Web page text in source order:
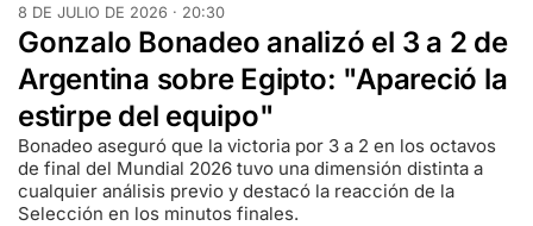
8 DE JULIO DE 2026 · 20:30
Gonzalo Bonadeo analizó el 3 a 2 de
Argentina sobre Egipto: "Apareció la
estirpe del equipo"
Bonadeo aseguró que la victoria por 3 a 2 en los octavos
de final del Mundial 2026 tuvo una dimensión distinta a
cualquier análisis previo y destacó la reacción de la
Selección en los minutos finales.